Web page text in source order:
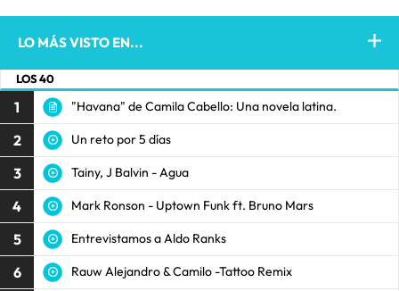
LO MÁS VISTO EN...
LOS 40
1 "Havana" de Camila Cabello: Una novela latina.
2 Un reto por 5 días
3 Tainy, J Balvin - Agua
4 Mark Ronson - Uptown Funk ft. Bruno Mars
5 Entrevistamos a Aldo Ranks
6 Rauw Alejandro & Camilo -Tattoo Remix